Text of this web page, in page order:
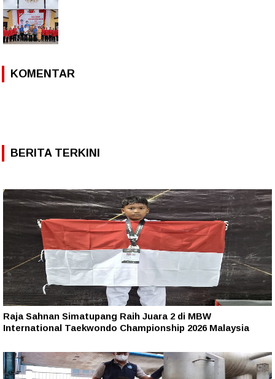
KOMENTAR
BERITA TERKINI
Raja Sahnan Simatupang Raih Juara 2 di MBW
International Taekwondo Championship 2026 Malaysia